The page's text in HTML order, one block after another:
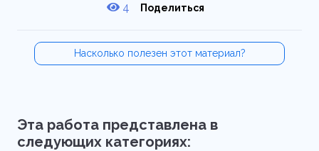
4 Поделиться
Насколько полезен этот материал?
Эта работа представлена в
следующих категориях: